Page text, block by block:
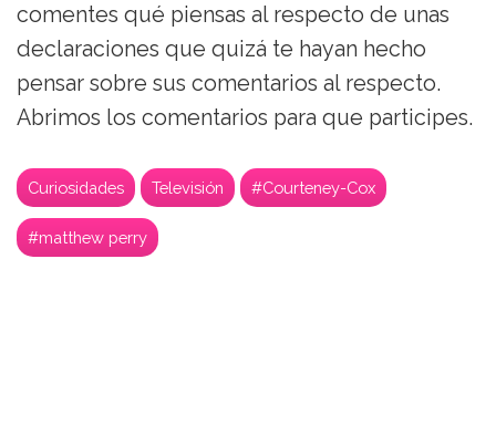
comentes qué piensas al respecto de unas
declaraciones que quizá te hayan hecho
pensar sobre sus comentarios al respecto.
Abrimos los comentarios para que participes.
Curiosidades Televisión #Courteney-Cox
#matthew perry